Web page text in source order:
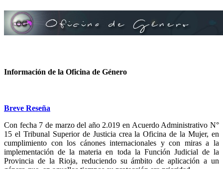
Información de la Oficina de Género
Breve Reseña
Con fecha 7 de marzo del año 2.019 en Acuerdo Administrativo N°
15 el Tribunal Superior de Justicia crea la Oficina de la Mujer, en
cumplimiento con los cánones internacionales y con miras a la
implementación de la materia en toda la Función Judicial de la
Provincia de la Rioja, reduciendo su ámbito de aplicación a un